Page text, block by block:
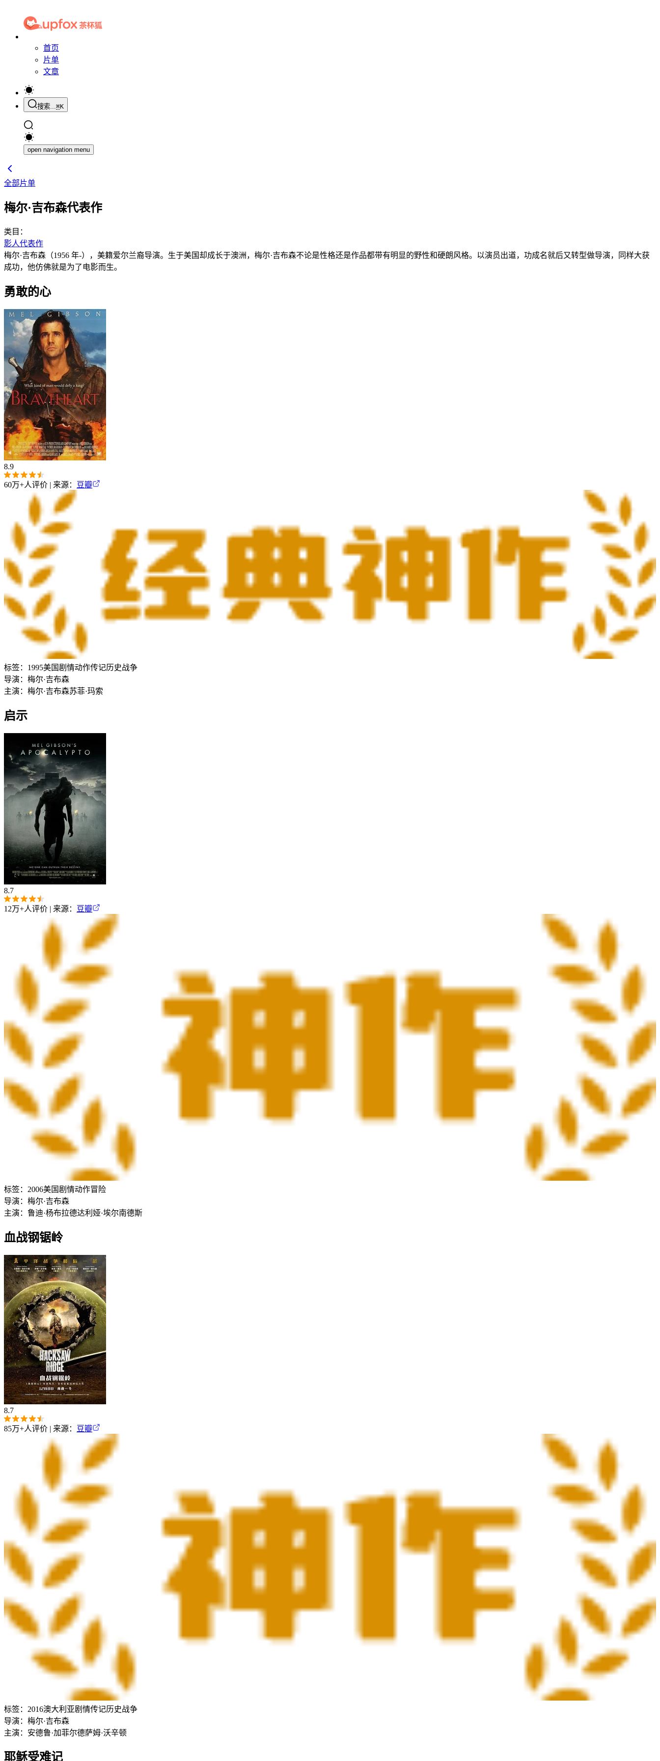
首页
片单
文章
搜索...⌘K
open navigation menu
全部片单
梅尔·吉布森代表作
类目：
影人代表作
梅尔·吉布森（1956 年-），美籍爱尔兰裔导演。生于美国却成长于澳洲，梅尔·吉布森不论是性格还是作品都带有明显的野性和硬朗风格。以演员出道，功成名就后又转型做导演，同样大获
成功，他仿佛就是为了电影而生。
勇敢的心
8.9
60万+人评价 | 来源： 豆瓣
标签： 1995美国剧情动作传记历史战争
导演： 梅尔·吉布森
主演： 梅尔·吉布森苏菲·玛索
启示
8.7
12万+人评价 | 来源： 豆瓣
标签： 2006美国 剧情动作冒险
导演： 梅尔·吉布森
主演： 鲁迪·杨布拉德达利娅·埃尔南德斯
血战钢锯岭
8.7
85万+人评价 | 来源： 豆瓣
标签： 2016澳大利亚剧情传记历史战争
导演： 梅尔·吉布森
主演： 安德鲁·加菲尔德萨姆·沃辛顿
耶稣受难记